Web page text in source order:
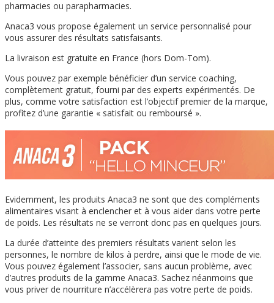
pharmacies ou parapharmacies.
Anaca3 vous propose également un service personnalisé pour
vous assurer des résultats satisfaisants.
La livraison est gratuite en France (hors Dom-Tom).
Vous pouvez par exemple bénéficier d’un service coaching,
complètement gratuit, fourni par des experts expérimentés. De
plus, comme votre satisfaction est l’objectif premier de la marque,
profitez d’une garantie « satisfait ou remboursé ».
Evidemment, les produits Anaca3 ne sont que des compléments
alimentaires visant à enclencher et à vous aider dans votre perte
de poids. Les résultats ne se verront donc pas en quelques jours.
La durée d’atteinte des premiers résultats varient selon les
personnes, le nombre de kilos à perdre, ainsi que le mode de vie.
Vous pouvez également l’associer, sans aucun problème, avec
d’autres produits de la gamme Anaca3. Sachez néanmoins que
vous priver de nourriture n’accélèrera pas votre perte de poids.